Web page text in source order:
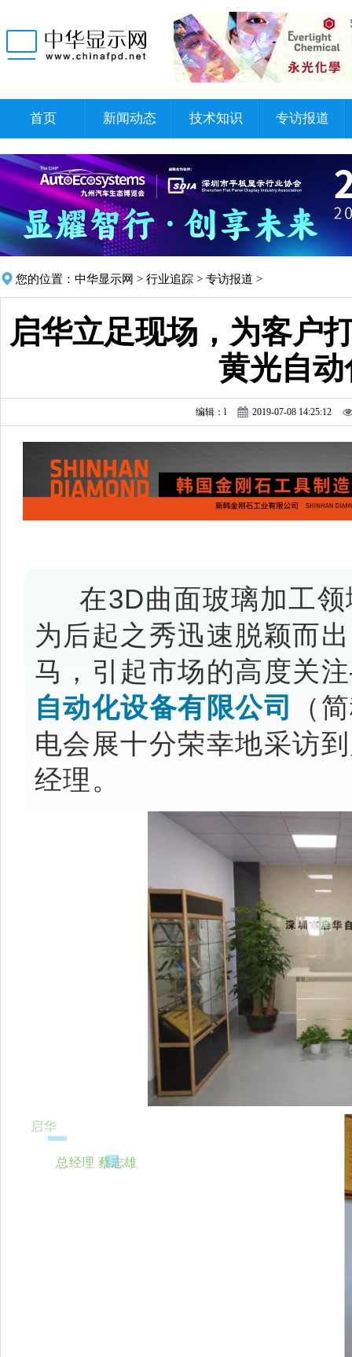
首页 新闻动态 技术知识 专访报道
您的位置： 中华显示网 > 行业追踪 > 专访报道 >
启华立足现场，为客户
黄光自
编辑：l 2019-07-08 14:25:12
在3D曲面玻璃加工领
为后起之秀迅速脱颖而
马，引起市场的高度关
自动化设备有限公司
（
电会展十分荣幸地采访
经理。
启华
总经理 蔡志雄